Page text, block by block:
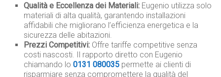
Qualità e Eccellenza dei Materiali: Eugenio utilizza solo
materiali di alta qualità, garantendo installazioni
affidabili che migliorano l’efficienza energetica e la
sicurezza delle abitazioni.
Prezzi Competitivi: Offre tariffe competitive senza
costi nascosti. Il rapporto diretto con Eugenio
chiamando lo0131 080035 permette ai clienti di
risparmiare senza compromettere la qualità del